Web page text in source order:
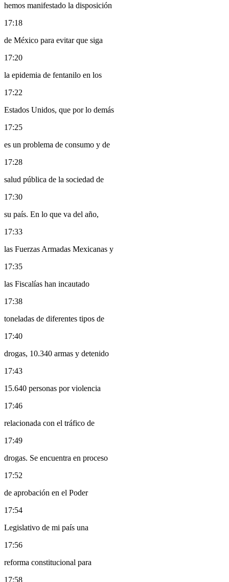
hemos manifestado la disposición
17:18
de México para evitar que siga
17:20
la epidemia de fentanilo en los
17:22
Estados Unidos, que por lo demás
17:25
es un problema de consumo y de
17:28
salud pública de la sociedad de
17:30
su país. En lo que va del año,
17:33
las Fuerzas Armadas Mexicanas y
17:35
las Fiscalías han incautado
17:38
toneladas de diferentes tipos de
17:40
drogas, 10.340 armas y detenido
17:43
15.640 personas por violencia
17:46
relacionada con el tráfico de
17:49
drogas. Se encuentra en proceso
17:52
de aprobación en el Poder
17:54
Legislativo de mi país una
17:56
reforma constitucional para
17:58